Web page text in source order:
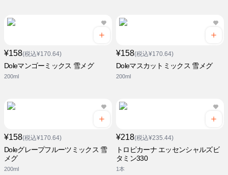
¥158(税込¥170.64)
Doleマンゴーミックス 雪メグ
200ml
¥158(税込¥170.64)
Doleマスカットミックス 雪メグ
200ml
¥158(税込¥170.64)
Doleグレープフルーツミックス 雪
メグ
200ml
¥218(税込¥235.44)
トロピカーナ エッセンシャルズビ
タミン330
1本